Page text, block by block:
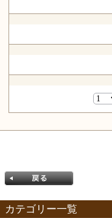
カテゴリー一覧